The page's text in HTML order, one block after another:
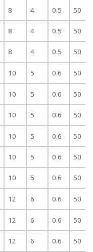
8 4 0.5 50
8 4 0.5 50
8 4 0.5 50
10 5 0.6 50
10 5 0.6 50
10 5 0.6 50
10 5 0.6 50
10 5 0.6 50
10 5 0.6 50
12 6 0.6 50
12 6 0.6 50
12 6 0.6 50